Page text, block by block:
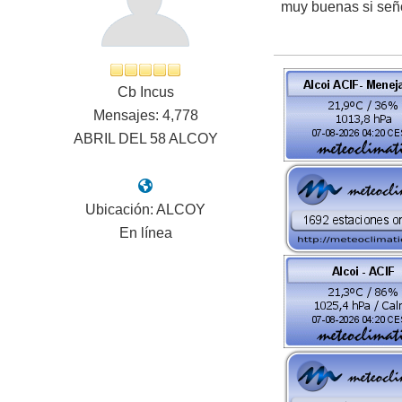
Cb Incus
Mensajes: 4,778
ABRIL DEL 58 ALCOY
Ubicación: ALCOY
En línea
muy buenas si